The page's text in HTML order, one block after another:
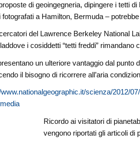
di geoingegneria, dipingere i tetti
a Hamilton, Bermuda –
del Lawrence Berkeley National
i cosiddetti “tetti freddi”
un ulteriore vantaggio dal
il bisogno di ricorrere all’aria
www.nationalgeographic.it/scienza/2012/
Ricordo ai visitatori di
vengono riportati gli articoli di